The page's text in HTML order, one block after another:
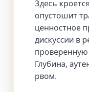
Здесь
опустошит
ценностное
дискуссии в
Глубина,
рвом.